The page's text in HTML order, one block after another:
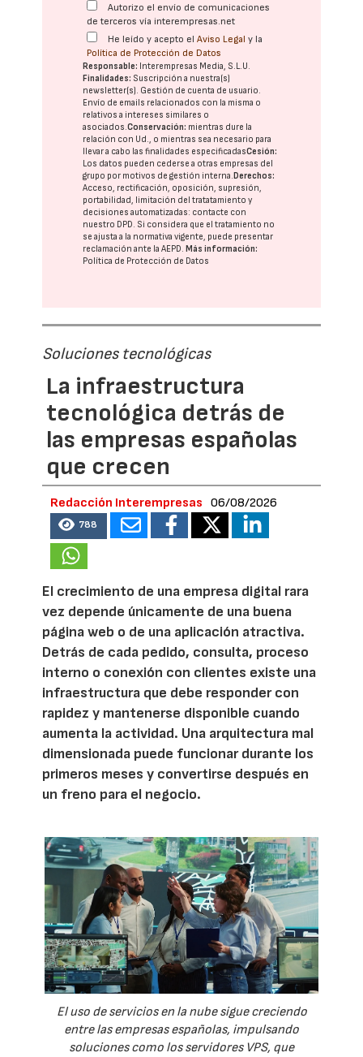
Autorizo el envío de comunicaciones
de terceros vía interempresas.net
He leído y acepto elAviso Legal y la
Política de Protección de Datos
Responsable: Interempresas Media, S.L.U.
Finalidades: Suscripción a nuestra(s)
newsletter(s). Gestión de cuenta de usuario.
Envío de emails relacionados con la misma o
relativos a intereses similares o
asociados.Conservación: mientras dure la
relación con Ud., o mientras sea necesario para
llevar a cabo las finalidades especificadasCesión:
Los datos pueden cederse a otras empresas del
grupo por motivos de gestión interna.Derechos:
Acceso, rectificación, oposición, supresión,
portabilidad, limitación del tratatamiento y
decisiones automatizadas: contacte con
nuestro DPD. Si considera que el tratamiento no
se ajusta a la normativa vigente, puede presentar
reclamación ante laAEPD.Más información:
Política de Protección de Datos
Soluciones tecnológicas
La infraestructura
tecnológica detrás de
las empresas españolas
que crecen
Redacción Interempresas 06/08/2026
788
El crecimiento de una empresa digital rara
vez depende únicamente de una buena
página web o de una aplicación atractiva.
Detrás de cada pedido, consulta, proceso
interno o conexión con clientes existe una
infraestructura que debe responder con
rapidez y mantenerse disponible cuando
aumenta la actividad. Una arquitectura mal
dimensionada puede funcionar durante los
primeros meses y convertirse después en
un freno para el negocio.
El uso de servicios en la nube sigue creciendo
entre las empresas españolas, impulsando
soluciones como los servidores VPS, que